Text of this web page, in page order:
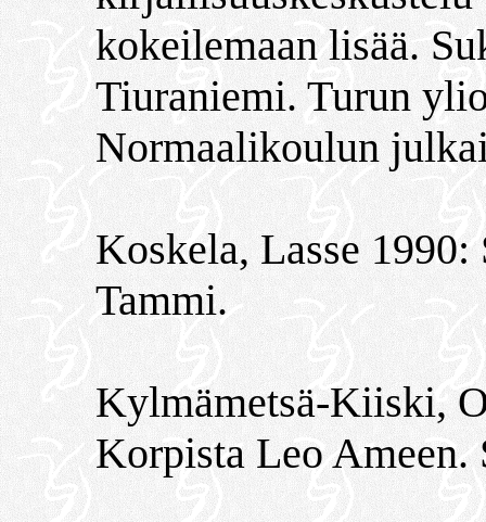
kokeilemaan lisää.
Tiuraniemi. Turun
Normaalikoulun
Koskela, Lasse
Tammi.
Kylmämetsä-Kiiski,
Korpista Leo Ameen.